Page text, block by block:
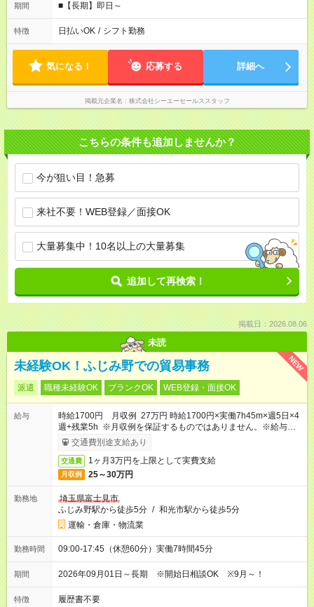
期間 ■【長期】即日～
特徴 日払いOK / シフト勤務
気になる！ 応募する 詳細へ
掲載元企業名 株式会社シーエーセールススタッフ
こちらの条件も追加しませんか？
今が狙い目！急募
来社不要！WEB登録／面接OK
大量募集中！10名以上の大量募集
追加して再検索！
掲載日：2026.08.06
未読
NEW
未経験OK！ふじみ野での貿易事務
派遣 職種未経験OK ブランクOK WEB登録・面接OK
給与
時給1700円 月収例 27万円 時給1700円×実働7h45m×週5日×4
週+残業5h ※月収例を保証するものではありません。※給与即受
取りサービス利用可（利用条件有）
交通費別途支給あり
交通費 1ヶ月3万円を上限として実費支給
月収例 25～30万円
勤務地
埼玉県富士見市
ふじみ野駅から徒歩5分 / 和光市駅から徒歩5分
運輸・倉庫・物流業
勤務時間 09:00-17:45（休憩60分）実働7時間45分
期間 2026年09月01日～長期 ※開始日相談OK ※9月～！
特徴 履歴書不要